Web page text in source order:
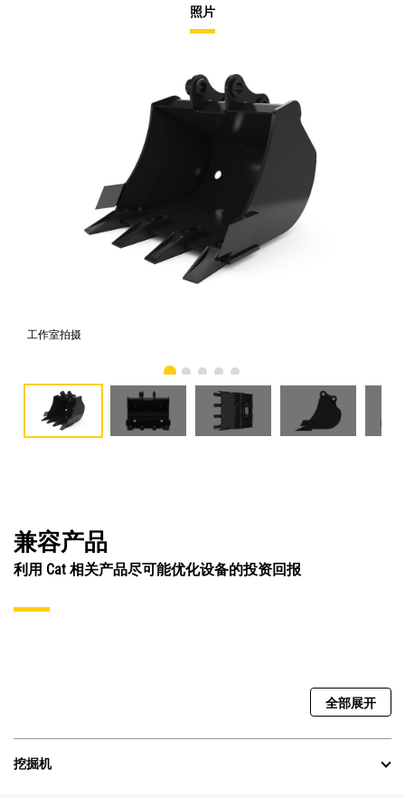
照片
工作室拍摄
兼容产品
利用 Cat 相关产品尽可能优化设备的投资回报
全部展开
挖掘机